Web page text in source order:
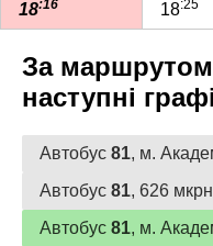
18:16 18:25
За
наступні
Автобус 81, м.
Автобус 81, 626
Автобус 81, м.